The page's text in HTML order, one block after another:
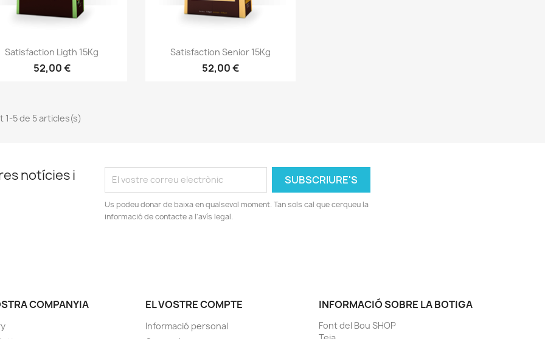
Vista ràpida
Satisfaction Ligth 15Kg
52,00 €
Vista ràpida
Satisfaction Senior 15Kg
52,00 €
1-5 de 5 articles(s)
notícies i
Us podeu donar de baixa en qualsevol moment. Tan sols cal que cerqueu la
informació de contacte a l'avís legal.
COMPANYIA EL VOSTRE COMPTE
Informació personal
INFORMACIÓ SOBRE LA BOTIGA
Font del Bou SHOP